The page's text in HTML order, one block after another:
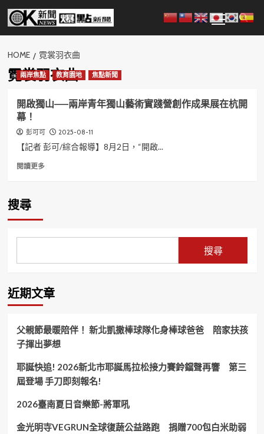
Skip
content
Menu
HOME 霓裳羽衣曲
霓裳羽衣曲
兩岸焦點 教育園地 焦點新聞
開啟獨山——兩岸青年獨山藝術實踐營創作成果展在杭開
幕！
彭可可 2025-08-11
【記者 彭可/綜合報導】8月2日，“開啟...
閱讀更多Read
岸
年
獨
術
實
營
創
作
成
果
展
搜尋
搜尋
近期文章
父親節最暖陪伴！ 新北凱撒棒球隊化身棒球爸爸 陪家扶孩
子揮出夢想
耶誕快追! 2026新北市耶誕馬拉松接力賽鈴鐺聲再響 第三
屆登場 手刀即刻報名!
2026臺南夏日音樂節-將軍吼
金光明寺VEGRUN全球復蔬公益路跑 捐贈700包白米助弱